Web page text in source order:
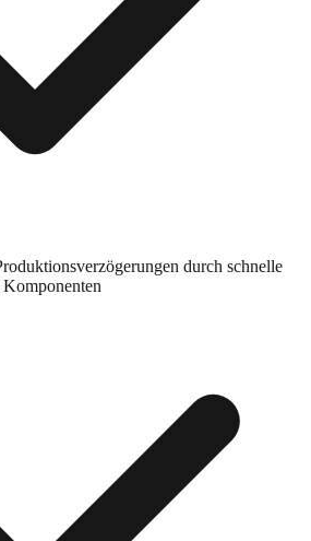
durch schnelle